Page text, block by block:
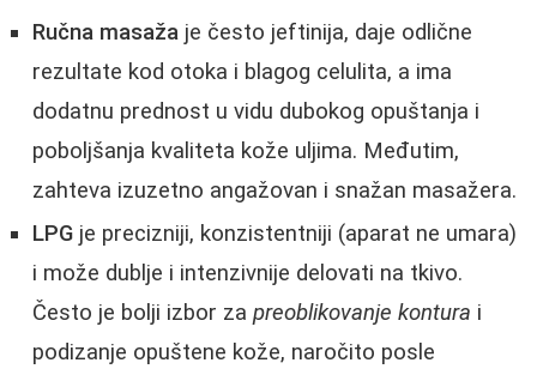
Ručna masaža je često jeftinija, daje odlične
rezultate kod otoka i blagog celulita, a ima
dodatnu prednost u vidu dubokog opuštanja i
poboljšanja kvaliteta kože uljima. Međutim,
zahteva izuzetno angažovan i snažan masažera.
LPG je precizniji, konzistentniji (aparat ne umara)
i može dublje i intenzivnije delovati na tkivo.
Često je bolji izbor za preoblikovanje kontura i
podizanje opuštene kože, naročito posle